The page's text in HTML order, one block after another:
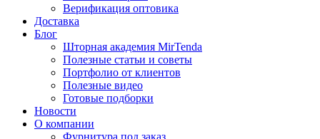
Верификация оптовика
Доставка
Блог
Шторная академия MirTenda
Полезные статьи и советы
Портфолио от клиентов
Полезные видео
Готовые подборки
Новости
О компании
Фурнитура под заказ